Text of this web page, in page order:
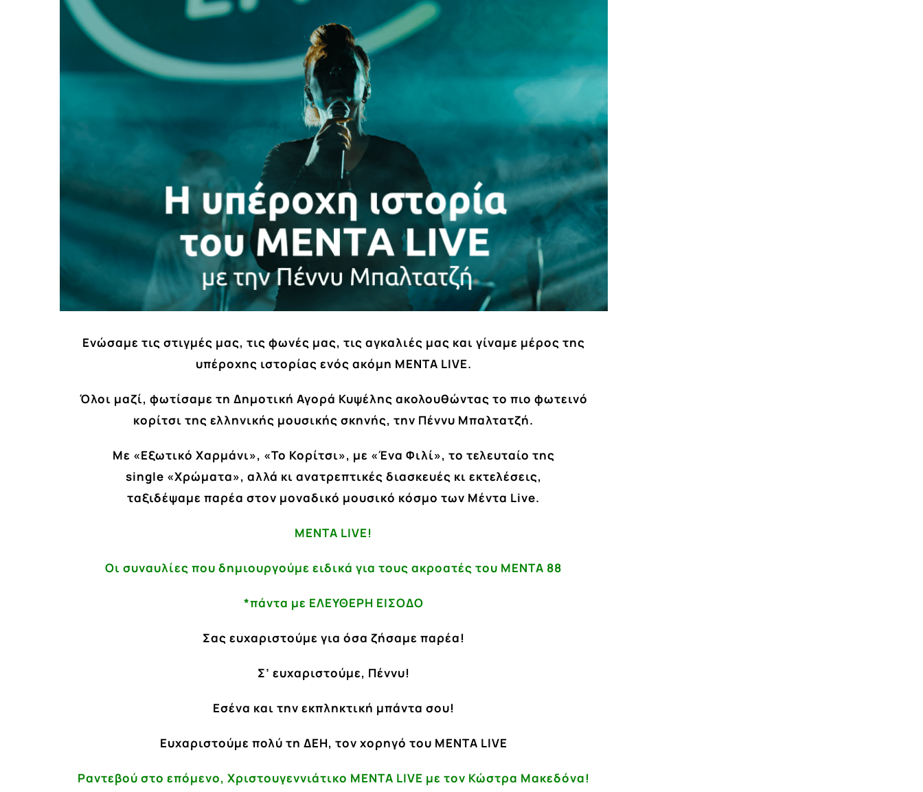
Ενώσαμε τις στιγμές μας, τις φωνές μας, τις αγκαλιές μας και γίναμε μέρος της
υπέροχης ιστορίας ενός ακόμη ΜΕΝΤΑ LIVE.
Όλοι μαζί, φωτίσαμε τη Δημοτική Αγορά Κυψέλης ακολουθώντας το πιο φωτεινό
κορίτσι της ελληνικής μουσικής σκηνής, την Πέννυ Μπαλτατζή.
Με «Εξωτικό Χαρμάνι», «Το Κορίτσι», με «Ένα Φιλί», το τελευταίο της
single «Χρώματα», αλλά κι ανατρεπτικές διασκευές κι εκτελέσεις,
ταξιδέψαμε παρέα στον μοναδικό μουσικό κόσμο των Μέντα Live.
MENTA LIVE!
Οι συναυλίες που δημιουργούμε ειδικά για τους ακροατές του ΜΕΝΤΑ 88
*πάντα με ΕΛΕΥΘΕΡΗ ΕΙΣΟΔΟ
Σας ευχαριστούμε για όσα ζήσαμε παρέα!
Σ’ ευχαριστούμε, Πέννυ!
Εσένα και την εκπληκτική μπάντα σου!
Ευχαριστούμε πολύ τη ΔΕΗ, τον χορηγό του MENTA LIVE
Ραντεβού στo επόμενο, Χριστουγεννιάτικο ΜΕΝΤΑ LIVE με τον Κώστρα Μακεδόνα!